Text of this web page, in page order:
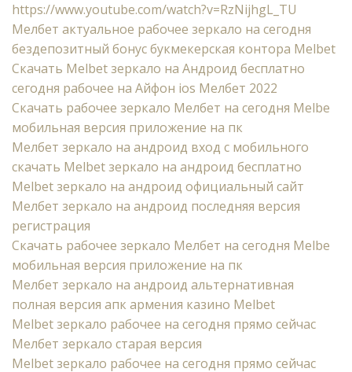
https://www.youtube.com/watch?v=RzNijhgL_TU
Мелбет актуальное рабочее зеркало на сегодня
бездепозитный бонус букмекерская контора Melbet
Cкачать Melbet зеркало на Андроид бесплатно
сегодня рабочее на Айфон ios Мелбет 2022
Скачать рабочее зеркало Мелбет на сегодня Melbe
мобильная версия приложение на пк
Мелбет зеркало на андроид вход с мобильного
скачать Melbet зеркало на андроид бесплатно
Melbet зеркало на андроид официальный сайт
Мелбет зеркало на андроид последняя версия
регистрация
Скачать рабочее зеркало Мелбет на сегодня Melbe
мобильная версия приложение на пк
Мелбет зеркало на андроид альтернативная
полная версия апк армения казино Melbet
Melbet зеркало рабочее на сегодня прямо сейчас
Мелбет зеркало старая версия
Melbet зеркало рабочее на сегодня прямо сейчас